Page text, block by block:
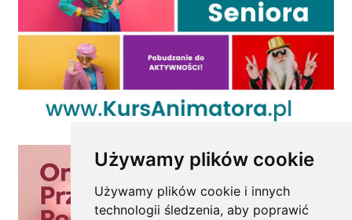
Używamy plików cookie
Używamy plików cookie i innych
technologii śledzenia, aby poprawić